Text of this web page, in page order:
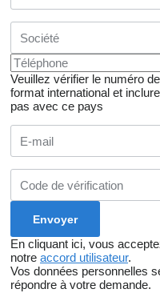
Veuillez vérifier le numéro
format international et
pas avec ce pays
En cliquant ici, vous
notre accord utilisateur.
Vos données personnelles
répondre à votre demande.